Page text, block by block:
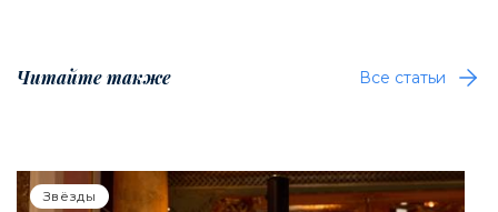
Читайте также Все статьи